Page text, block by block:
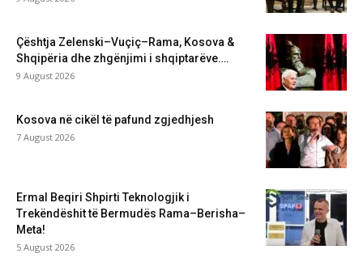
Çështja Zelenski–Vuçiç–Rama, Kosova &
Shqipëria dhe zhgënjimi i shqiptarëve….
9 August 2026
Kosova në cikël të pafund zgjedhjesh
7 August 2026
Ermal Beqiri Shpirti Teknologjik i
Trekëndëshit të Bermudës Rama–Berisha–
Meta!
5 August 2026